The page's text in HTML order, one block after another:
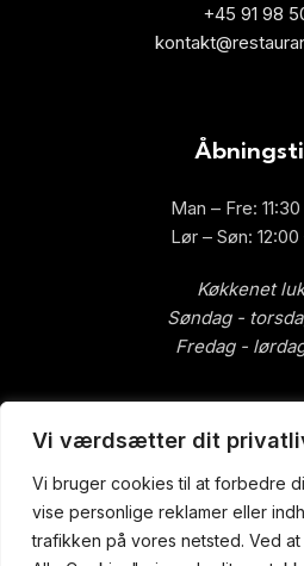
Vi værdsætter dit
Vi bruger cookies til at forbedre
vise personlige reklamer eller
trafikken på vores netsted. Ved
+45 91 98
Man – Fre:
Lør – Søn:
Køkkenet
Søndag -
Fredag ​​-
Forside
Book